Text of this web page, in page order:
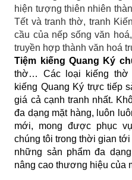
hiện tượng thiên nhiên
Tết và tranh thờ, tranh
cầu của nếp sống văn
truyền hợp thành văn hoá
Tiệm kiếng Quang Ký
thờ… Các loại kiếng thờ
kiếng Quang Ký trực tiếp
giá cả cạnh tranh nhất.
đa dạng mặt hàng, luôn
mới, mong được phục
chúng tôi trong thời gian
những sản phẩm đa
nâng cao thương hiệu của